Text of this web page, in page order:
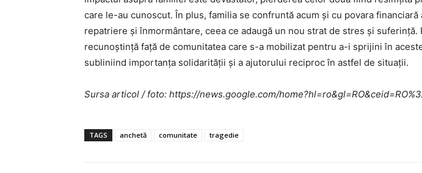
care le-au cunoscut. În plus, familia se confruntă acum și cu povara
repatriere și înmormântare, ceea ce adaugă un nou strat de stres și suferință.
recunoștință față de comunitatea care s-a mobilizat pentru a-i sprijini în
subliniind importanța solidarității și a ajutorului reciproc în astfel de situații.
Sursa articol / foto: https://news.google.com/
TAGS anchetă comunitate tragedie